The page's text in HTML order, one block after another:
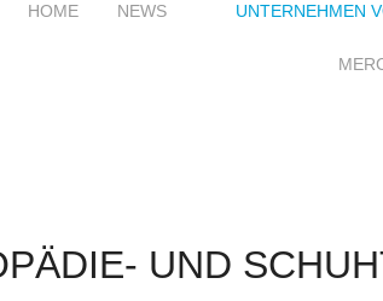
HOME NEWS UNTERNEHMEN
UND